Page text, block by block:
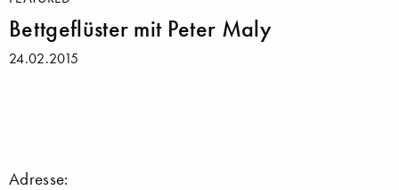
Bettgeflüster mit Peter Maly
24.02.2015
Adresse: